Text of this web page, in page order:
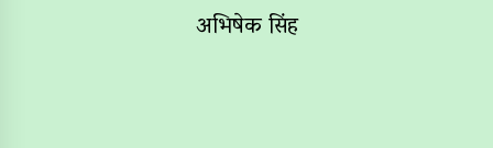
अभिषेक सिंह